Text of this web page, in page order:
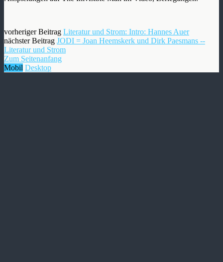
vorheriger Beitrag Literatur und Strom: Intro: Hannes Auer
nächster Beitrag JODI = Joan Heemskerk und Dirk Paesmans --
Literatur und Strom
Zum Seitenanfang
Mobil Desktop